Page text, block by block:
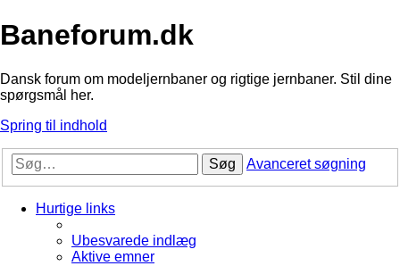
Baneforum.dk
Dansk forum om modeljernbaner og rigtige jernbaner. Stil dine
spørgsmål her.
Spring til indhold
Søg Avanceret søgning
Hurtige links
Ubesvarede indlæg
Aktive emner